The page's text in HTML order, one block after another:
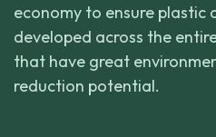
economy to ensure plastic
developed across the
that have great
reduction potential.